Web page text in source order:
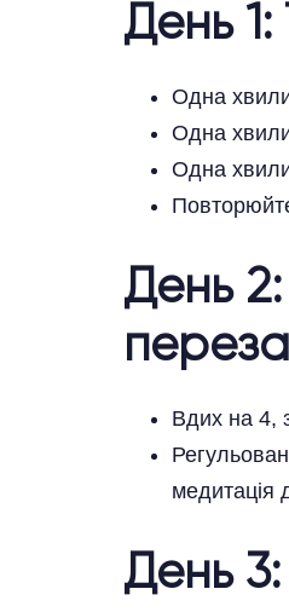
День
Одна
Одна
Одна
День
Вдих на 4,
медитація
День 3: